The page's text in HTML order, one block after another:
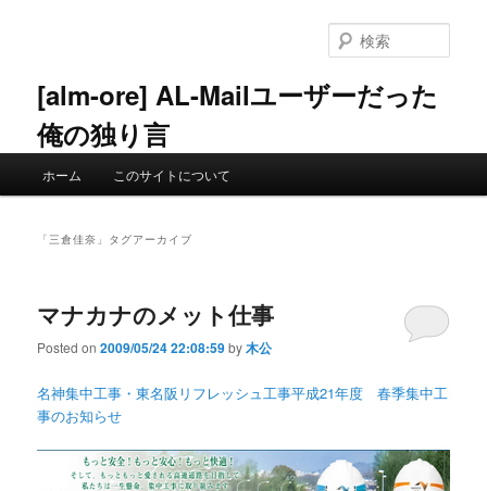
ン
へ
ツ
移
[alm-ore] AL-Mailユーザーだった
俺の独り言
索
ホーム このサイトについて
「 三倉佳奈 」タグアーカイブ
マナカナのメット仕事
Posted on2009/05/24 22:08:59by木公
名神集中工事・東名阪リフレッシュ工事平成21年度 春季集中工
事のお知らせ